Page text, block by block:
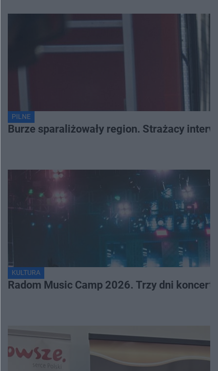
PILNE
Burze sparaliżowały region. Strażacy
KULTURA
Radom Music Camp 2026. Trzy dni